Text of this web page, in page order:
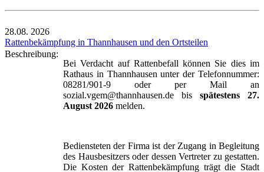
28.08. 2026
Rattenbekämpfung in Thannhausen und den Ortsteilen
Beschreibung:
Bei Verdacht auf Rattenbefall können Sie dies im
Rathaus in Thannhausen unter der Telefonnummer:
08281/901-9 oder per Mail an
sozial.vgem@thannhausen.de bis spätestens 27.
August 2026 melden.
Bediensteten der Firma ist der Zugang in Begleitung
des Hausbesitzers oder dessen Vertreter zu gestatten.
Die Kosten der Rattenbekämpfung trägt die Stadt